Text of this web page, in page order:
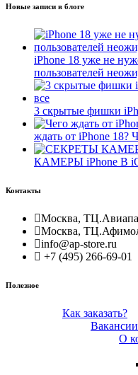
Новые записи в блоге
iPhone 18 уже не
пользователей
3 скрытые фишки
ждать от iPhone 18?
КАМЕРЫ iPhone В
Контакты
Москва,
Москва,
info@ap-store.ru
+7 (495) 266-69-01
Полезное
Как заказать?
Вакансии
О